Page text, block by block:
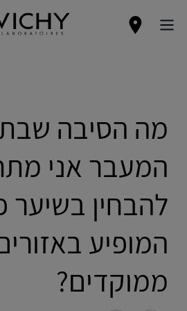
מה הסיבה
המעבר אני
להבחין בשיער
המופיע
ממוקדים?